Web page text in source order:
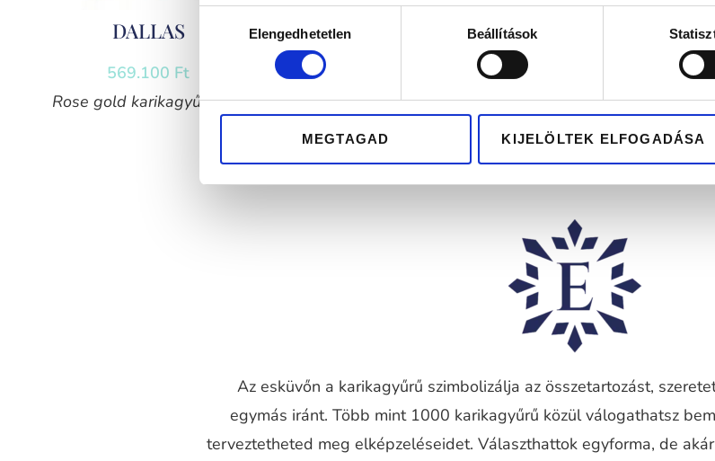
kiválasztásaElengedhetetlen Beállítások
MEGTAGAD KIJELÖLTEK ELFOGADÁSA
DALLAS
569.100 Ft
Rose gold karikagyűrű pár
DALLAS
Ft
Sárga arany karikagyűrű pár
Az esküvőn a karikagyűrű szimbolizálja az összetartozást,
egymás iránt. Több mint 1000 karikagyűrű közül válogathatsz
terveztetheted meg elképzeléseidet. Választhattok egyforma, de